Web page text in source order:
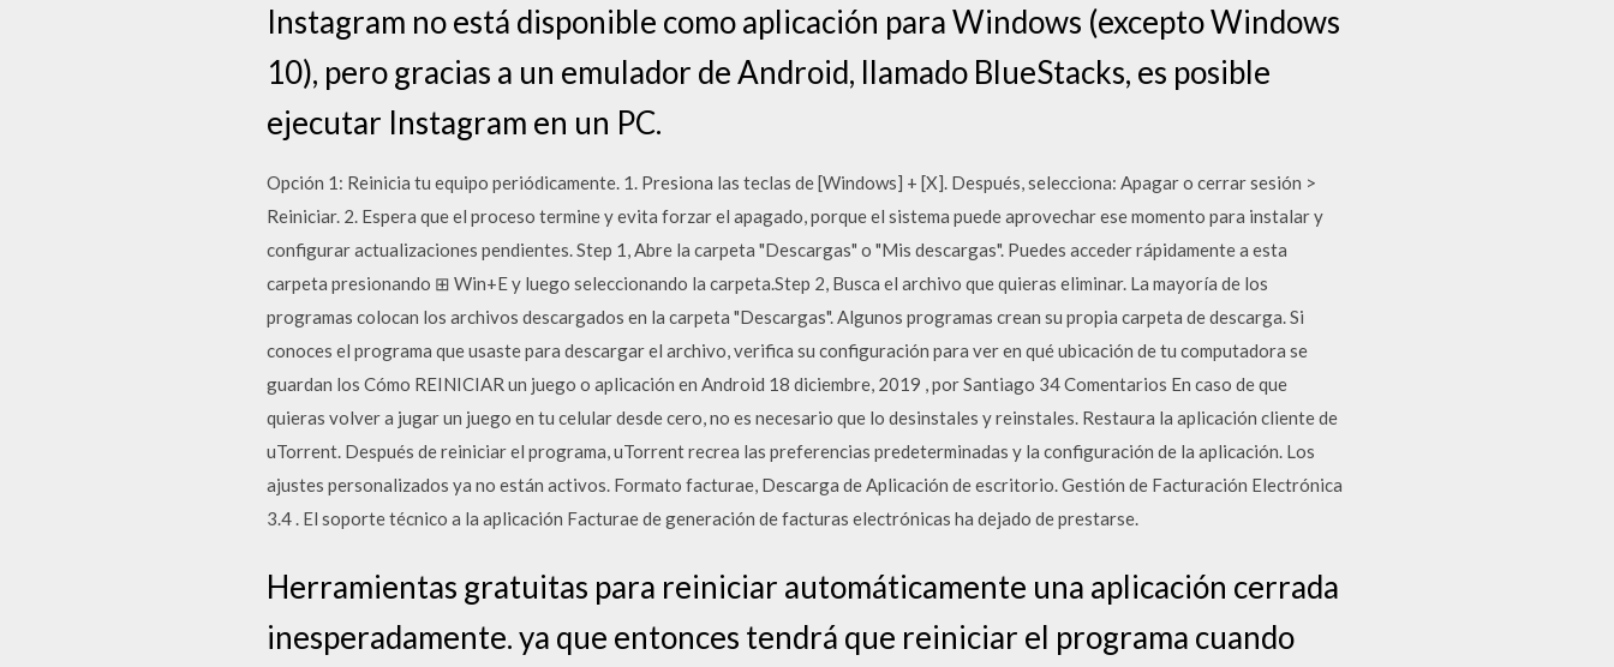
Instagram no está disponible como aplicación para Windows (excepto Windows
10), pero gracias a un emulador de Android, llamado BlueStacks, es posible
ejecutar Instagram en un PC.
Opción 1: Reinicia tu equipo periódicamente. 1. Presiona las teclas de [Windows] + [X]. Después, selecciona: Apagar o cerrar sesión >
Reiniciar. 2. Espera que el proceso termine y evita forzar el apagado, porque el sistema puede aprovechar ese momento para instalar y
configurar actualizaciones pendientes. Step 1, Abre la carpeta "Descargas" o "Mis descargas". Puedes acceder rápidamente a esta
carpeta presionando ⊞ Win+E y luego seleccionando la carpeta.Step 2, Busca el archivo que quieras eliminar. La mayoría de los
programas colocan los archivos descargados en la carpeta "Descargas". Algunos programas crean su propia carpeta de descarga. Si
conoces el programa que usaste para descargar el archivo, verifica su configuración para ver en qué ubicación de tu computadora se
guardan los Cómo REINICIAR un juego o aplicación en Android 18 diciembre, 2019 , por Santiago 34 Comentarios En caso de que
quieras volver a jugar un juego en tu celular desde cero, no es necesario que lo desinstales y reinstales. Restaura la aplicación cliente de
uTorrent. Después de reiniciar el programa, uTorrent recrea las preferencias predeterminadas y la configuración de la aplicación. Los
ajustes personalizados ya no están activos. Formato facturae, Descarga de Aplicación de escritorio. Gestión de Facturación Electrónica
3.4 . El soporte técnico a la aplicación Facturae de generación de facturas electrónicas ha dejado de prestarse.
Herramientas gratuitas para reiniciar automáticamente una aplicación cerrada
inesperadamente. ya que entonces tendrá que reiniciar el programa cuando